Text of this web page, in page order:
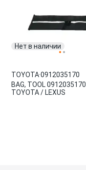
Нет в наличии
TOYOTA·0912035170
BAG, TOOL 0912035170
TOYOTA / LEXUS